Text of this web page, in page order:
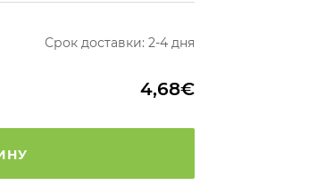
Срок доставки: 2-4 дня
4,68€